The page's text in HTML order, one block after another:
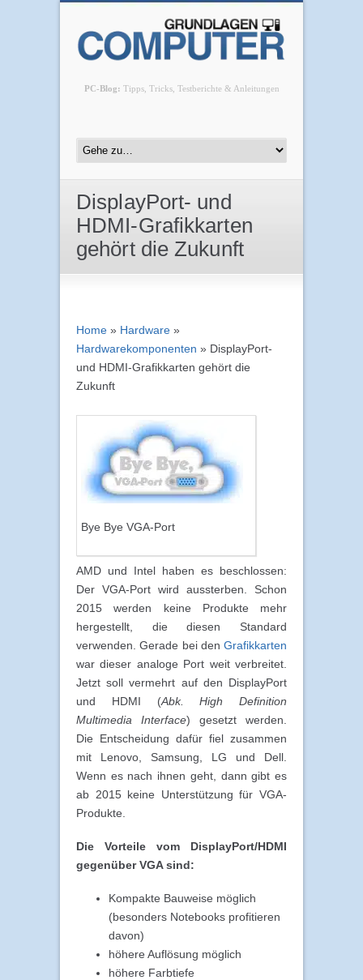
PC-Blog: Tipps, Tricks, Testberichte & Anleitungen
DisplayPort- und
HDMI-Grafikkarten
gehört die Zukunft
Home » Hardware »
Hardwarekomponenten » DisplayPort-
und HDMI-Grafikkarten gehört die
Zukunft
Bye Bye VGA-Port
AMD und Intel haben es beschlossen:
Der VGA-Port wird aussterben. Schon
2015 werden keine Produkte mehr
hergestellt, die diesen Standard
verwenden. Gerade bei den Grafikkarten
war dieser analoge Port weit verbreitet.
Jetzt soll vermehrt auf den DisplayPort
und HDMI (Abk. High Definition
Multimedia Interface) gesetzt werden.
Die Entscheidung dafür fiel zusammen
mit Lenovo, Samsung, LG und Dell.
Wenn es nach ihnen geht, dann gibt es
ab 2015 keine Unterstützung für VGA-
Produkte.
Die Vorteile vom DisplayPort/HDMI
gegenüber VGA sind:
Kompakte Bauweise möglich
(besonders Notebooks profitieren
davon)
höhere Auflösung möglich
höhere Farbtiefe